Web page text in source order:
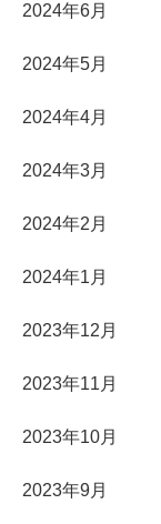
2024年6月
2024年5月
2024年4月
2024年3月
2024年2月
2024年1月
2023年12月
2023年11月
2023年10月
2023年9月